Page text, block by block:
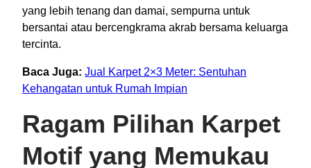
yang lebih tenang dan damai, sempurna untuk
bersantai atau bercengkrama akrab bersama keluarga
tercinta.
Baca Juga: Jual Karpet 2×3 Meter: Sentuhan
Kehangatan untuk Rumah Impian
Ragam Pilihan Karpet
Motif yang Memukau